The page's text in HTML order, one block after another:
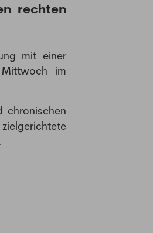
rechten
mit einer
im
chronischen